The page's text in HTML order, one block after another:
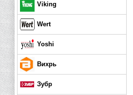
Viking
Wert
Yoshi
Вихрь
Зубр